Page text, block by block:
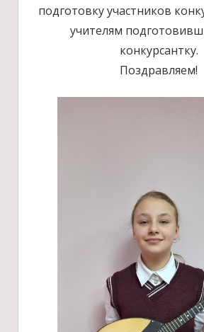
подготовку участников
учителям
конкурсантку.
Поздравляем!